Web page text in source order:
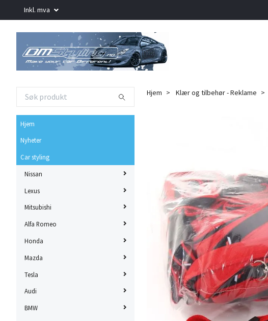
Inkl. mva
Hjem
Nyheter
Car styling
Nissan
Lexus
Mitsubishi
Alfa Romeo
Honda
Mazda
Tesla
Audi
BMW
Hjem Klær og tilbehør - Reklame